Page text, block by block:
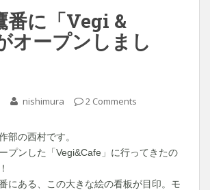
番に「Vegi &
オープンしまし
nishimura 2 Comments
部の西村です。
プンした「Vegi&Cafe」に行ってきたの
にある、この大きな絵の看板が目印。モ